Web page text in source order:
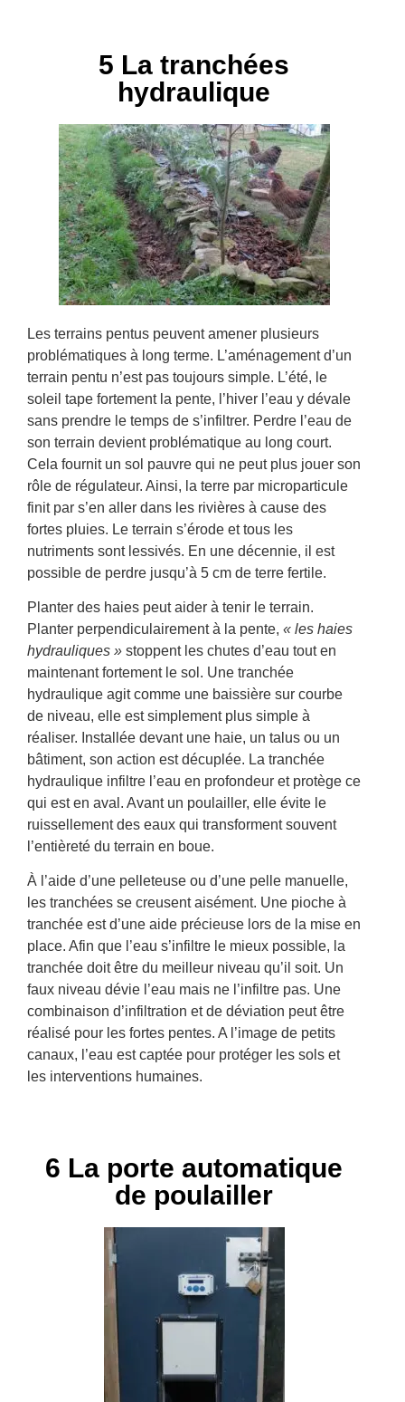
5 La tranchées
hydraulique
Les terrains pentus peuvent amener plusieurs
problématiques à long terme. L’aménagement d’un
terrain pentu n’est pas toujours simple. L’été, le
soleil tape fortement la pente, l’hiver l’eau y dévale
sans prendre le temps de s’infiltrer. Perdre l’eau de
son terrain devient problématique au long court.
Cela fournit un sol pauvre qui ne peut plus jouer son
rôle de régulateur. Ainsi, la terre par microparticule
finit par s’en aller dans les rivières à cause des
fortes pluies. Le terrain s’érode et tous les
nutriments sont lessivés. En une décennie, il est
possible de perdre jusqu’à 5 cm de terre fertile.
Planter des haies peut aider à tenir le terrain.
Planter perpendiculairement à la pente, « les haies
hydrauliques » stoppent les chutes d’eau tout en
maintenant fortement le sol. Une tranchée
hydraulique agit comme une baissière sur courbe
de niveau, elle est simplement plus simple à
réaliser. Installée devant une haie, un talus ou un
bâtiment, son action est décuplée. La tranchée
hydraulique infiltre l’eau en profondeur et protège ce
qui est en aval. Avant un poulailler, elle évite le
ruissellement des eaux qui transforment souvent
l’entièreté du terrain en boue.
À l’aide d’une pelleteuse ou d’une pelle manuelle,
les tranchées se creusent aisément. Une pioche à
tranchée est d’une aide précieuse lors de la mise en
place. Afin que l’eau s’infiltre le mieux possible, la
tranchée doit être du meilleur niveau qu’il soit. Un
faux niveau dévie l’eau mais ne l’infiltre pas. Une
combinaison d’infiltration et de déviation peut être
réalisé pour les fortes pentes. A l’image de petits
canaux, l’eau est captée pour protéger les sols et
les interventions humaines.
6 La porte automatique
de poulailler